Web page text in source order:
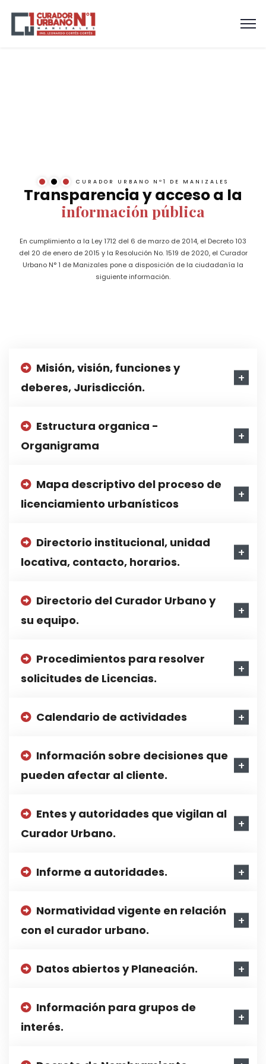
CURADOR URBANO Nº1 DE MANIZALES
Transparencia y acceso a la
información pública
En cumplimiento a la Ley 1712 del 6 de marzo de 2014, el Decreto 103
del 20 de enero de 2015 y la Resolución No. 1519 de 2020, el Curador
Urbano N° 1 de Manizales pone a disposición de la ciudadanía la
siguiente información.
Misión, visión, funciones y
deberes, Jurisdicción.
Estructura organica -
Organigrama
Mapa descriptivo del proceso de
licenciamiento urbanísticos
Directorio institucional, unidad
locativa, contacto, horarios.
Directorio del Curador Urbano y
su equipo.
Procedimientos para resolver
solicitudes de Licencias.
Calendario de actividades
Información sobre decisiones que
pueden afectar al cliente.
Entes y autoridades que vigilan al
Curador Urbano.
Informe a autoridades.
Normatividad vigente en relación
con el curador urbano.
Datos abiertos y Planeación.
Información para grupos de
interés.